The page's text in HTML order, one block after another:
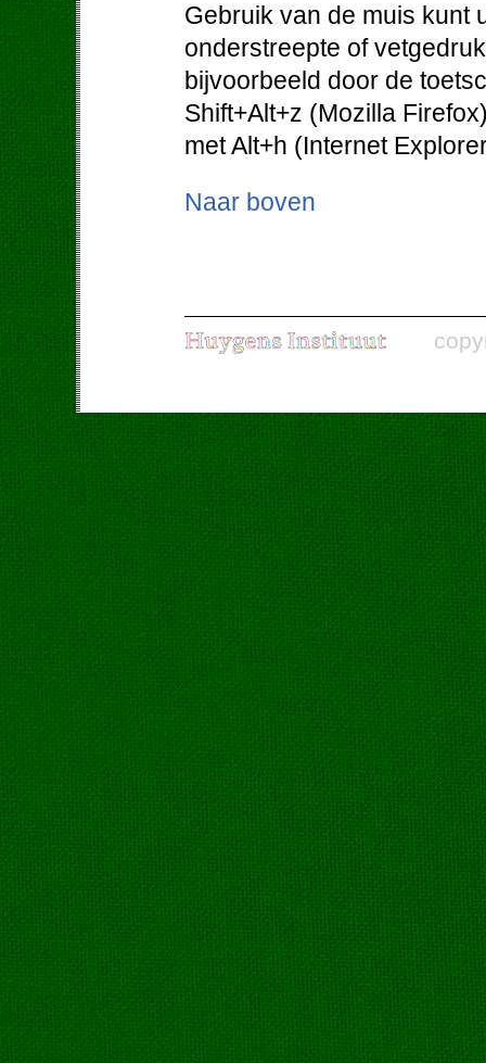
Gebruik van de muis kunt
onderstreepte of
bijvoorbeeld door de
Shift+Alt+z (Mozilla
met Alt+h (Internet
Naar boven